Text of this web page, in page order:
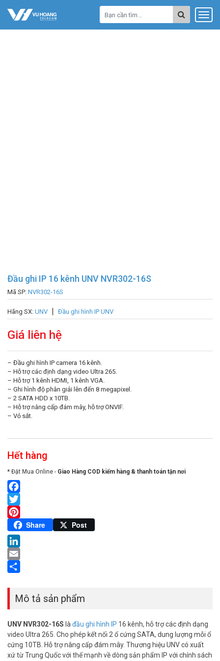
Đầu ghi IP 16 kênh UNV NVR302-16S
Mã SP: NVR302-16S
Hãng SX: UNV Đầu ghi hình IP UNV
Giá liên hệ
– Đầu ghi hình IP camera 16 kênh.
– Hỗ trợ các định dạng video Ultra 265.
– Hỗ trợ 1 kênh HDMI, 1 kênh VGA.
– Ghi hình độ phân giải lên đến 8 megapixel.
– 2 SATA HDD x 10TB.
– Hỗ trợ nâng cấp đám mây, hỗ trợ ONVIF.
– Vỏ sắt.
Hết hàng
* Đặt Mua Online - Giao Hàng COD kiểm hàng & thanh toán tận nơi
Facebook
Twitter
Pinterest
Share Post
LinkedIn
Email
Mô tả sản phẩm
UNV NVR302-16S là đầu ghi hình IP 16 kênh, hỗ trợ các định dạng
video Ultra 265. Cho phép kết nối 2 ổ cứng SATA, dung lượng mỗi ổ
cứng 10TB. Hỗ trợ nâng cấp đám mây. Thương hiệu UNV có xuất
xứ từ Trung Quốc với thế mạnh về dòng sản phẩm IP với chính sách